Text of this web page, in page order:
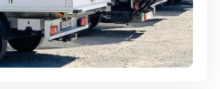
- Alles sicher